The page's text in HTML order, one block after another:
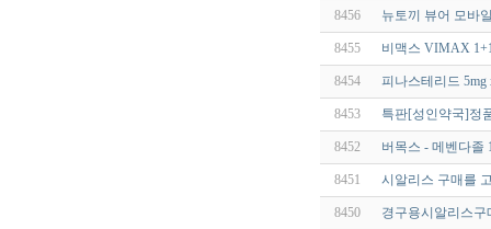
8456 뉴토끼 뷰어 모바
8455 비맥스 VIMAX
8454 피나스테리드
8453 특판[성인약국]정
8452 버목스 - 메벤다졸
8451 시알리스 구매를
8450 경구용시알리스